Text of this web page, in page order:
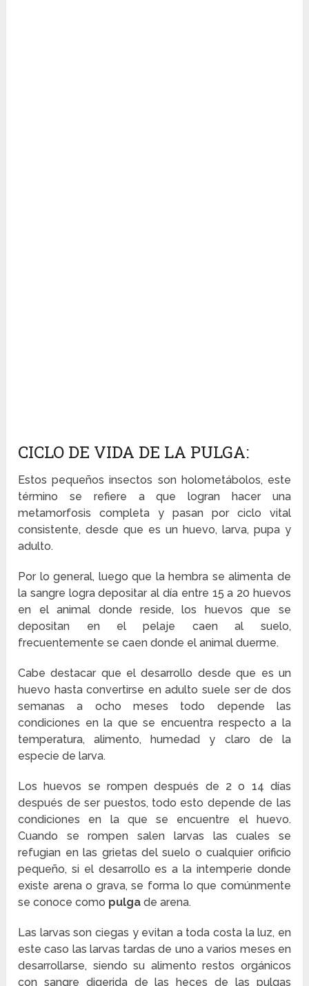
CICLO DE VIDA DE LA PULGA:
Estos pequeños insectos son holometábolos, este
término se refiere a que logran hacer una
metamorfosis completa y pasan por ciclo vital
consistente, desde que es un huevo, larva, pupa y
adulto.
Por lo general, luego que la hembra se alimenta de
la sangre logra depositar al día entre 15 a 20 huevos
en el animal donde reside, los huevos que se
depositan en el pelaje caen al suelo,
frecuentemente se caen donde el animal duerme.
Cabe destacar que el desarrollo desde que es un
huevo hasta convertirse en adulto suele ser de dos
semanas a ocho meses todo depende las
condiciones en la que se encuentra respecto a la
temperatura, alimento, humedad y claro de la
especie de larva.
Los huevos se rompen después de 2 o 14 días
después de ser puestos, todo esto depende de las
condiciones en la que se encuentre el huevo.
Cuando se rompen salen larvas las cuales se
refugian en las grietas del suelo o cualquier orificio
pequeño, si el desarrollo es a la intemperie donde
existe arena o grava, se forma lo que comúnmente
se conoce como pulga de arena.
Las larvas son ciegas y evitan a toda costa la luz, en
este caso las larvas tardas de uno a varios meses en
desarrollarse, siendo su alimento restos orgánicos
con sangre digerida de las heces de las pulgas